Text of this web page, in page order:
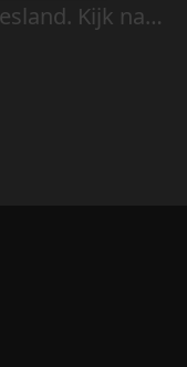
Kijk naar